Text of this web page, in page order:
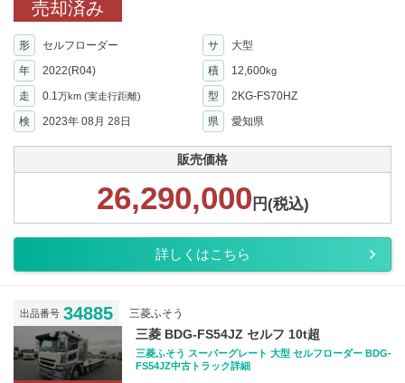
売却済み
形 セルフローダー サ
大型
年
2022(R04) 積 12,600kg
走 0.1万km (実走行距離) 型
2KG-FS70HZ
検
2023年 08月 28日 県 愛知県
販売価格
26,290,000 円(税込)
詳しくはこちら
出品番号 34885 三菱ふそう
三菱 BDG-FS54JZ セルフ 10t超
三菱ふそう スーパーグレート 大型 セルフローダー BDG-
FS54JZ中古トラック詳細